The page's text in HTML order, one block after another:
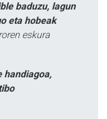
baduzu, lagun
eta hobeak
eskura
handiagoa,